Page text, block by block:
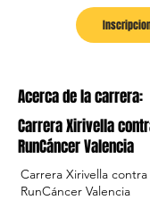
Acerca de la carrera:
Carrera Xirivella
RunCáncer Valencia
Carrera Xirivella
RunCáncer Valencia